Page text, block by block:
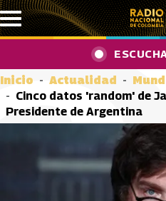
Pasar al contenido principal
Inicio Actualidad
Cinco datos 'random' de
Presidente de Argentina